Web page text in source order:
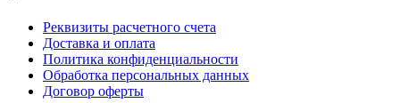
Реквизиты расчетного счета
Доставка и оплата
Политика конфиденциальности
Обработка персональных данных
Договор оферты